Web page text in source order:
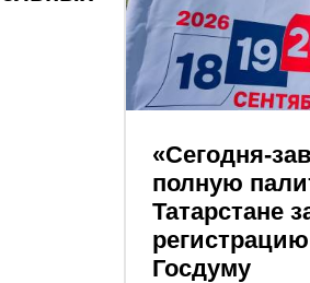
«Сегодня-
полную
Татарстане
Госдуму